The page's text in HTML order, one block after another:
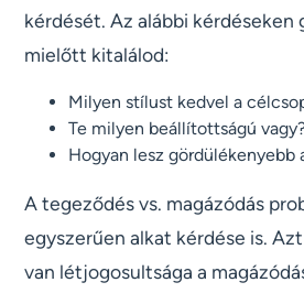
kérdését. Az alábbi kérdéseken
mielőtt kitalálod:
Milyen stílust kedvel a
Te milyen beállítottságú
Hogyan lesz gördülékenyebb
A tegeződés vs. magázódás
egyszerűen alkat kérdése is.
van létjogosultsága a